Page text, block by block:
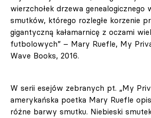
wierzchołek drzewa genealogicznego
smutków, którego rozległe korzenie
gigantyczną kałamarnicę z oczami
futbolowych” – Mary Ruefle, My
Wave Books, 2016.
W serii esejów zebranych pt. „My
amerykańska poetka Mary Ruefle
różne barwy smutku. Niebieski